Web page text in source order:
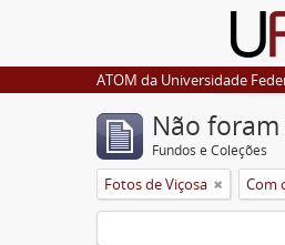
ATOM da Universidade
Não
Fundos e Coleções
Fotos de Viçosa Com